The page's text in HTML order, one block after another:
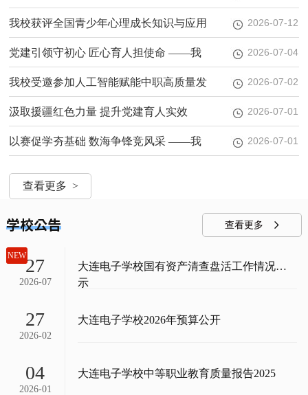
会
——山东无棣县职业中等专业学校同仁莅
临我校交流调研
我校获评全国青少年心理成长知识与应用
创新大赛优秀组织单位
2026-07-12
党建引领守初心 匠心育人担使命 ——我
校召开庆祝中国共产党成立105周年暨“两
优一先”表彰大会
2026-07-04
我校受邀参加人工智能赋能中职高质量发
展经验交流会暨第五届“学银杯”在线精品
课程培育活动启动会
2026-07-02
汲取援疆红色力量 提升党建育人实效
——信息技术教学部党支部开展庆祝建党
105周年七一主题党日活动
2026-07-01
以赛促学夯基础 数海争锋竞风采 ——我
校“最强大脑，数海领航”数学竞赛圆满落
幕
2026-07-01
查看更多 >
学校公告 查看更多
27
2026-07
NEW
大连电子学校国有资产清查盘活工作情况公
示
27
2026-02
大连电子学校2026年预算公开
04
2026-01
大连电子学校中等职业教育质量报告2025